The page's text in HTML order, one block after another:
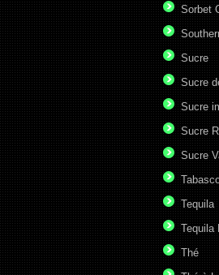
Sorbet
Sucre
Sucre
Sucre
Sucre
Sucre
Tequila
Tequila
Thé